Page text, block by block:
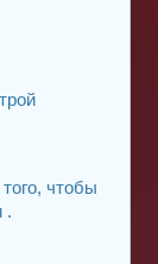
чтобы
.